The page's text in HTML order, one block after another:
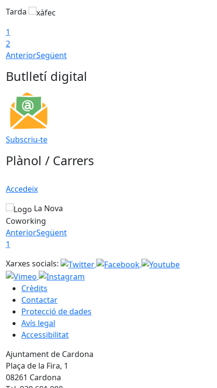
Tarda
1
2
AnteriorSegüent
Butlletí digital
Subscriu-te
Plànol / Carrers
Accedeix
La Nova
Coworking
AnteriorSegüent
1
Xarxes socials:
Crèdits
Contactar
Protecció de dades
Avís legal
Accessibilitat
Ajuntament de Cardona
Plaça de la Fira, 1
08261 Cardona